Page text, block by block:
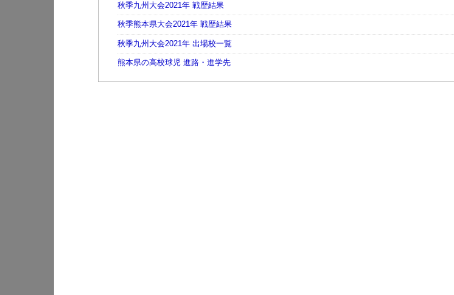
秋季九州大会2021年 戦歴結果
秋季熊本県大会2021年 戦歴結果
秋季九州大会2021年 出場校一覧
熊本県の高校球児 進路・進学先